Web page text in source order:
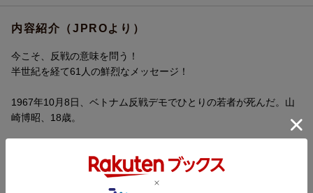
内容紹介（JPROより）
今こそ、反戦の意味を問う！
半世紀を経て61人の鮮烈なメッセージ！
1967年10月8日、ベトナム反戦デモでひとりの若者が死んだ。山
崎博昭、18歳。
1948年11月12日、高知県生まれ。
大阪府立大手前高等学校卒業、1967年京都大学文学部に入学。